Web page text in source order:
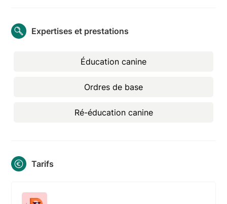
Expertises et prestations
Éducation canine
Ordres de base
Ré-éducation canine
Tarifs